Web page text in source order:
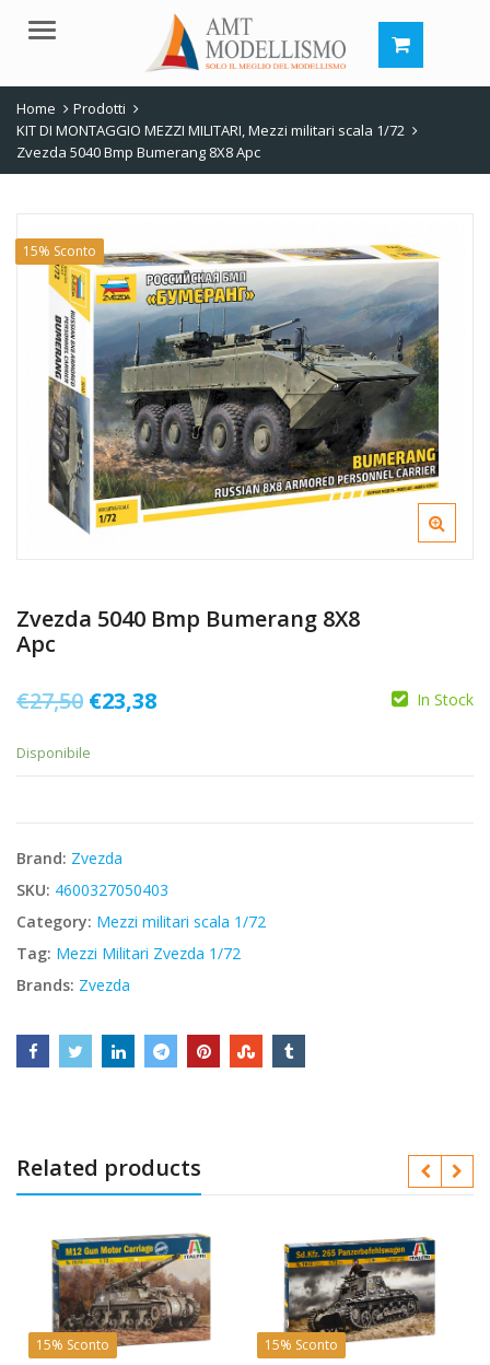
Menu
Home
Prodotti
KIT DI MONTAGGIO MEZZI MILITARI,Mezzi militari scala 1/72
Zvezda 5040 Bmp Bumerang 8X8 Apc
15% Sconto
Zvezda 5040 Bmp Bumerang 8X8
Apc
€27,50 Il
€23,38Il
In Stock
Disponibile
Brand: Zvezda
SKU: 4600327050403
Category: Mezzi militari scala 1/72
Tag: Mezzi Militari Zvezda 1/72
Brands: Zvezda
Related products
15% Sconto 15% Sconto